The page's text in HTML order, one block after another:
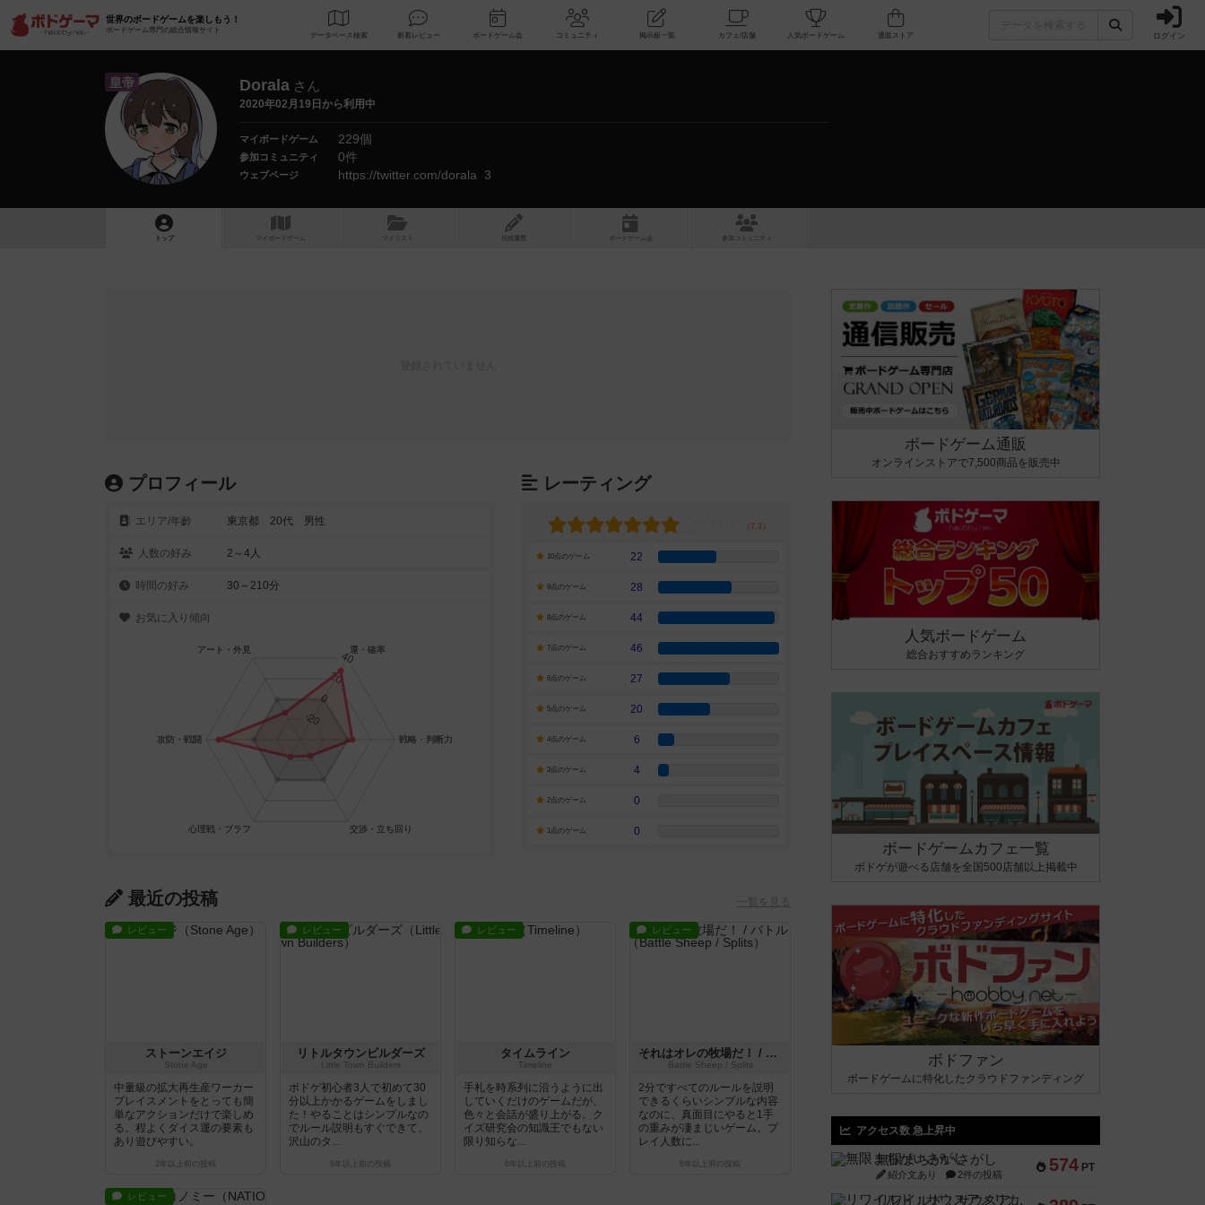
世界のボードゲームを楽しもう！
ボードゲーム専門の総合情報サイト
データベース 検索 新着レビュー ボードゲーム会 コミュニティ 掲示板一覧 カフェ/店舗 人気ボードゲーム ログイン
皇帝 Dorala さん
2020年02月19日から利用中
マイボードゲーム 229個
参加コミュニティ 0件
ウェブページ https://twitter.com/dorala_3
トップ マイボードゲーム マイリスト 投稿履歴 ボ ドゲ ーム コミュニティ
プロフィール
エリア/年齡 東京都 20代 男性
人数の好み 2～4人
時間の好み 30～210分
お気に入り傾向
レーティング
10点のゲーム 22
9点のゲーム 28
8点のゲーム 44
7点のゲーム 46
6点のゲーム 27
5点のゲーム 20
4点のゲーム 6
3点のゲーム 4
2点のゲーム 0
1点のゲーム 0
最近の投稿 一覧を見る
レビュー
ストーンエイジ
Stone Age
中量級の拡大再生産ワーカー
プレイスメントをとっても簡
単なアクションだけで楽しめ
る。程よくダイス運の要素も
あり遊びやすい。
2年以上前 の投稿
レビュー
リトルタウンビルダーズ
Little Town Builders
ボドゲ初心者3人で初めて30
分以上かかるゲームをしまし
た！やることはシンプルなの
でルール説明もすぐできて、
沢山のタ...
6年以上前 の投稿
レビュー
タイムライン
Timeline
手札を時系列に沿うように出
していくだけのゲームだが、
色々と会話が盛り上がる。ク
イズ研究会の知識王でもない
限り知らな...
6年以上前 の投稿
レビュー
それはオレの牧場だ！ / バトルシープ
Battle Sheep / Splits
2分ですべてのルールを説明
できるくらいシンプルな内容
なのに、真面目にやると1手
の重みが凄まじいゲーム。プ
レイ人数に...
6年以上前 の投稿
レビュー
ボードゲーム通販
オンラインストアで7,500商品を販売中
人気ボードゲーム
総合おすすめランキング
ボードゲームカフェ一覧
ボドゲが遊べる店舗を全国500店舗以上掲載中
ボドファン
ボードゲームに特化したクラウドファンディング
アクセス数 急上昇中
574 PT
無限まちがいさがし
紹介文あり 2件の投稿
リワイルド：サウスアメリカ